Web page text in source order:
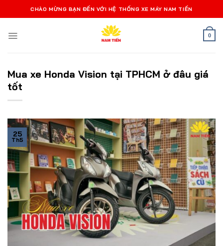
qua
dung
CHÀO MỪNG BẠN ĐẾN VỚI HỆ THỐNG XE MÁY NAM TIẾN
0
Mua xe Honda Vision tại TPHCM ở đâu giá
tốt
25
Th5